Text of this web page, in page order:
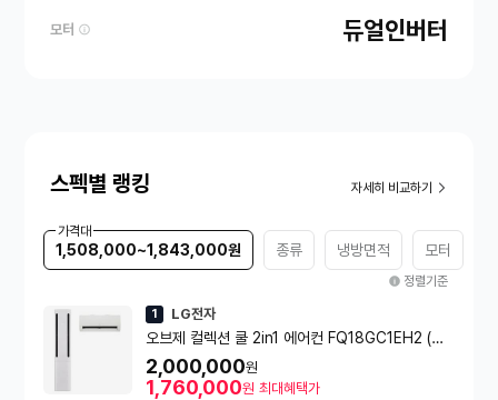
모터 듀얼인버터
스펙별 랭킹 자세히 비교하기
가격대
1,508,000~1,843,000원 종류 냉방면적 모터
정렬기준
1 LG전자
오브제 컬렉션 쿨 2in1 에어컨 FQ18GC1EH2 (일
반배관) [냉방 58.5㎥+ 18.7㎥] 실외기포함 [전국
설치비동일]
2,000,000원
1,760,000원 최대혜택가